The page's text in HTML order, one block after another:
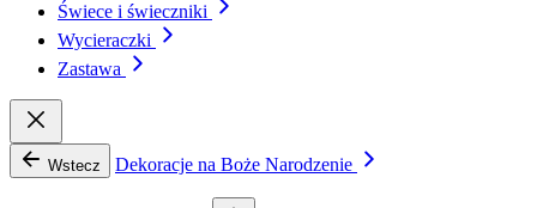
Świece i świeczniki
Wycieraczki
Zastawa
Wstecz Dekoracje na Boże Narodzenie